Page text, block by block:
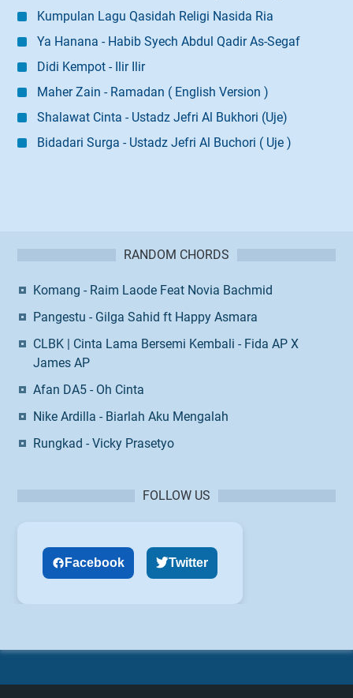
Kumpulan Lagu Qasidah Religi Nasida Ria
Ya Hanana - Habib Syech Abdul Qadir As-Segaf
Didi Kempot - Ilir Ilir
Maher Zain - Ramadan ( English Version )
Shalawat Cinta - Ustadz Jefri Al Bukhori (Uje)
Bidadari Surga - Ustadz Jefri Al Buchori ( Uje )
RANDOM CHORDS
Komang - Raim Laode Feat Novia Bachmid
Pangestu - Gilga Sahid ft Happy Asmara
CLBK | Cinta Lama Bersemi Kembali - Fida AP X
James AP
Afan DA5 - Oh Cinta
Nike Ardilla - Biarlah Aku Mengalah
Rungkad - Vicky Prasetyo
FOLLOW US
Facebook Twitter